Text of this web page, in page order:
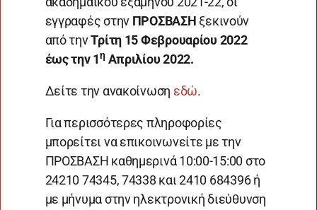
εγγραφές στην ΠΡΟΣΒΑΣΗ ξεκινούν
από τηνΤρίτη 15 Φεβρουαρίου 2022
έως την 1ηΑπριλίου 2022.
Δείτε την ανακοίνωση εδώ.
Για περισσότερες πληροφορίες
μπορείτει να επικοινωνείτε με την
ΠΡΟΣΒΑΣΗ καθημερινά 10:00-15:00 στο
24210 74345, 74338 και 2410 684396 ή
με μήνυμα στην ηλεκτρονική διεύθυνση